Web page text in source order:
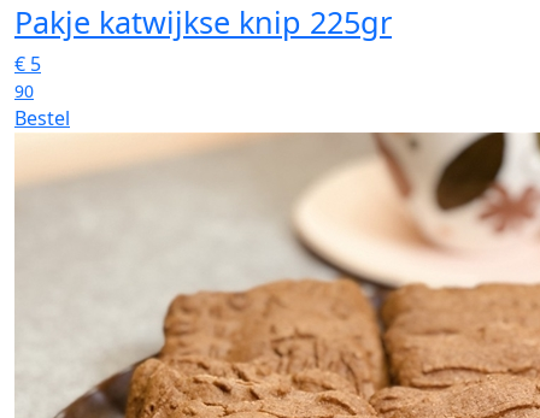
Pakje katwijkse knip 225gr
€ 5
90
Bestel